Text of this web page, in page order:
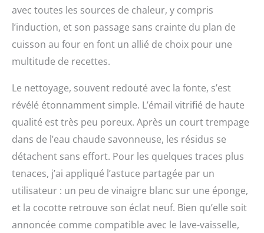
avec toutes les sources de chaleur, y compris
l’induction, et son passage sans crainte du plan de
cuisson au four en font un allié de choix pour une
multitude de recettes.
Le nettoyage, souvent redouté avec la fonte, s’est
révélé étonnamment simple. L’émail vitrifié de haute
qualité est très peu poreux. Après un court trempage
dans de l’eau chaude savonneuse, les résidus se
détachent sans effort. Pour les quelques traces plus
tenaces, j’ai appliqué l’astuce partagée par un
utilisateur : un peu de vinaigre blanc sur une éponge,
et la cocotte retrouve son éclat neuf. Bien qu’elle soit
annoncée comme compatible avec le lave-vaisselle,